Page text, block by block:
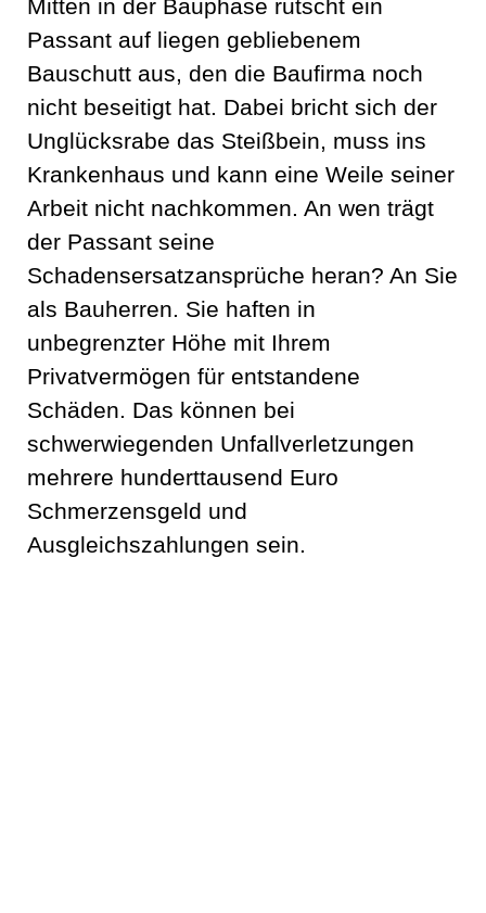
Mitten in der Bauphase rutscht ein
Passant auf liegen gebliebenem
Bauschutt aus, den die Baufirma noch
nicht beseitigt hat. Dabei bricht sich der
Unglücksrabe das Steißbein, muss ins
Krankenhaus und kann eine Weile seiner
Arbeit nicht nachkommen. An wen trägt
der Passant seine
Schadensersatzansprüche heran? An Sie
als Bauherren. Sie haften in
unbegrenzter Höhe mit Ihrem
Privatvermögen für entstandene
Schäden. Das können bei
schwerwiegenden Unfallverletzungen
mehrere hunderttausend Euro
Schmerzensgeld und
Ausgleichszahlungen sein.